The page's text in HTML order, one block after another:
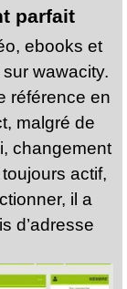
parfait
ebooks et
wawacity.
référence en
malgré de
changement
actif,
il a
d’adresse